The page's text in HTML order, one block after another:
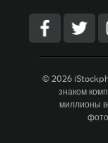
© 2026
знаком
миллионы